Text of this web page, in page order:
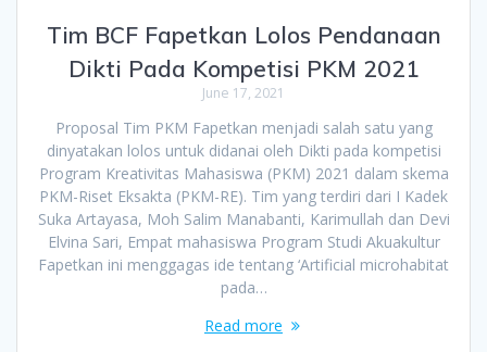
Tim BCF Fapetkan Lolos Pendanaan
Dikti Pada Kompetisi PKM 2021
June 17, 2021
Proposal Tim PKM Fapetkan menjadi salah satu yang
dinyatakan lolos untuk didanai oleh Dikti pada kompetisi
Program Kreativitas Mahasiswa (PKM) 2021 dalam skema
PKM-Riset Eksakta (PKM-RE). Tim yang terdiri dari I Kadek
Suka Artayasa, Moh Salim Manabanti, Karimullah dan Devi
Elvina Sari, Empat mahasiswa Program Studi Akuakultur
Fapetkan ini menggagas ide tentang ‘Artificial microhabitat
pada…
Read more